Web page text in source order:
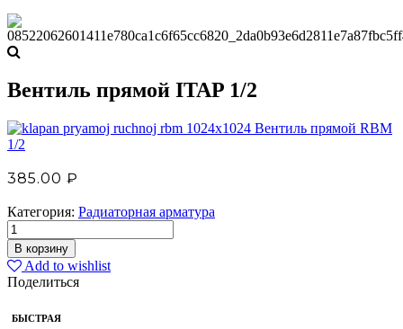
Вентиль прямой ITAP 1/2
Вентиль прямой RBM
1/2
385.00 ₽
Категория: Радиаторная арматура
В корзину
Add to wishlist
Поделиться
БЫСТРАЯ